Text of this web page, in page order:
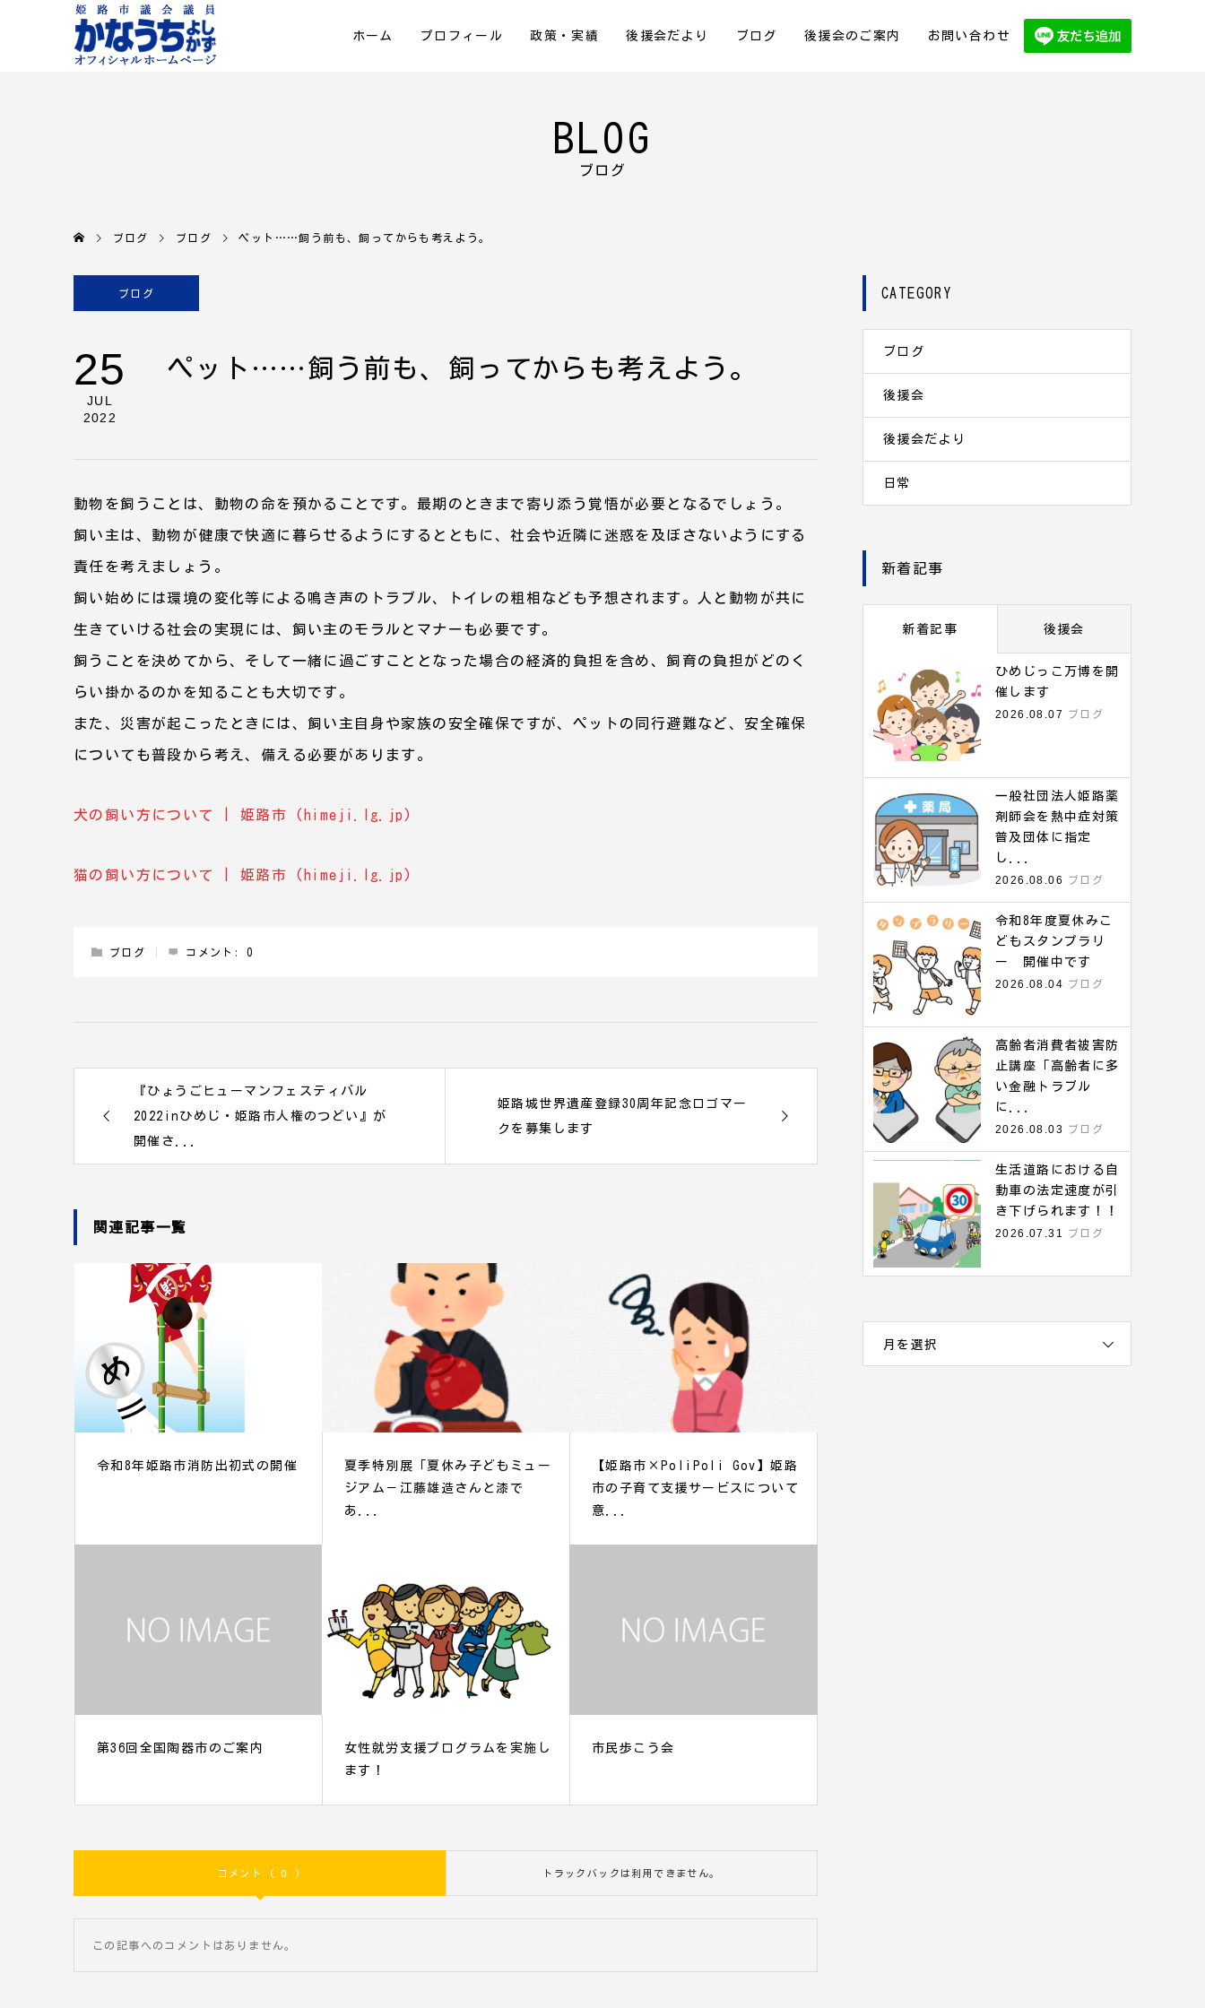
ホーム プロフィール 政策・実績 後援会だより ブログ 後援会のご案内 お問い合わせ
BLOG
ブログ
ブログ ブログ ペット……飼う前も、飼ってからも考えよう。
ブログ
25
JUL
2022
ペット……飼う前も、飼ってからも考えよう。
動物を飼うことは、動物の命を預かることです。最期のときまで寄り添う覚悟が必要となるでしょう。
飼い主は、動物が健康で快適に暮らせるようにするとともに、社会や近隣に迷惑を及ぼさないようにする
責任を考えましょう。
飼い始めには環境の変化等による鳴き声のトラブル、トイレの粗相なども予想されます。人と動物が共に
生きていける社会の実現には、飼い主のモラルとマナーも必要です。
飼うことを決めてから、そして一緒に過ごすこととなった場合の経済的負担を含め、飼育の負担がどのく
らい掛かるのかを知ることも大切です。
また、災害が起こったときには、飼い主自身や家族の安全確保ですが、ペットの同行避難など、安全確保
についても普段から考え、備える必要があります。
犬の飼い方について | 姫路市 (himeji.lg.jp)
猫の飼い方について | 姫路市 (himeji.lg.jp)
ブログ コメント: 0
『ひょうごヒューマンフェスティバル
2022inひめじ・姫路市人権のつどい』が
開催さ...
姫路城世界遺産登録30周年記念ロゴマー
クを募集します
関連記事一覧
令和8年姫路市消防出初式の開催
夏季特別展「夏休み子どもミュー
ジアム－江藤雄造さんと漆で
あ...
【姫路市×PoliPoli Gov】姫路
市の子育て支援サービスについて
意...
第36回全国陶器市のご案内
女性就労支援プログラムを実施し
ます！
市民歩こう会
コメント ( 0 ) トラックバックは利用できません。
この記事へのコメントはありません。
CATEGORY
ブログ
後援会
後援会だより
日常
新着記事
新着記事 後援会
ひめじっこ万博を開
催します
2026.08.07
ブログ
一般社団法人姫路薬
剤師会を熱中症対策
普及団体に指定
し...
2026.08.06
ブログ
令和8年度夏休みこ
どもスタンプラリ
ー 開催中です
2026.08.04 ブログ
高齢者消費者被害防
止講座「高齢者に多
い金融トラブル
に...
2026.08.03 ブログ
生活道路における自
動車の法定速度が引
き下げられます！！
2026.07.31
ブログ
月を選択